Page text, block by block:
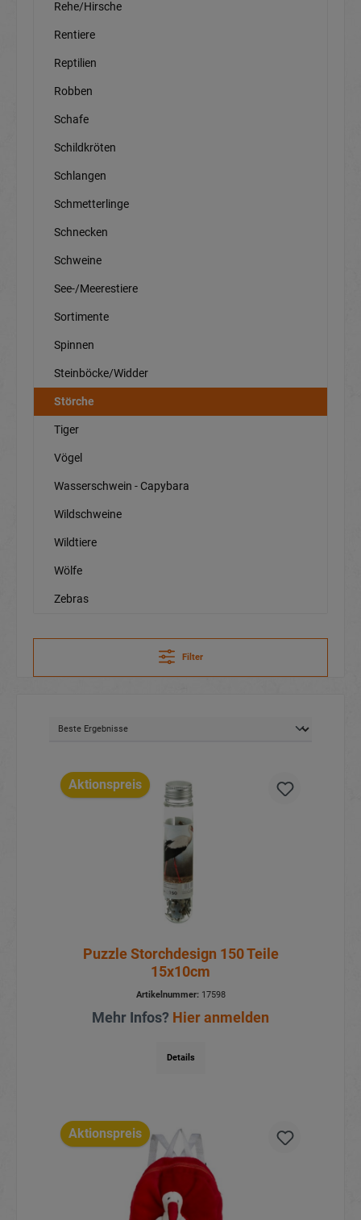
Rehe/Hirsche
Rentiere
Reptilien
Robben
Schafe
Schildkröten
Schlangen
Schmetterlinge
Schnecken
Schweine
See-/Meerestiere
Sortimente
Spinnen
Steinböcke/Widder
Störche
Tiger
Vögel
Wasserschwein - Capybara
Wildschweine
Wildtiere
Wölfe
Zebras
Filter
Aktionspreis
Puzzle Storchdesign 150 Teile
15x10cm
Artikelnummer:17598
Mehr Infos? Hier anmelden
Details
Aktionspreis